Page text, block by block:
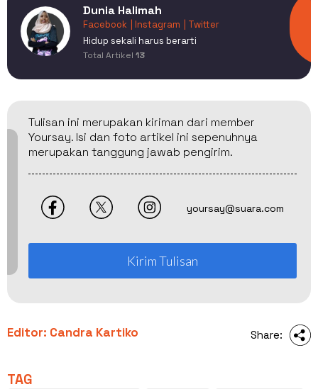
Dunia Halimah
Facebook | Instagram
| Twitter
Hidup sekali harus berarti
Total Artikel 13
Tulisan ini merupakan kiriman dari member
Yoursay. Isi dan foto artikel ini sepenuhnya
merupakan tanggung jawab pengirim.
yoursay@suara.com
Kirim Tulisan
Editor: Candra Kartiko Share:
TAG